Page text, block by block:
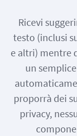
Ricevi
testo (inclusi
e altri) mentre
un
proporrà dei
privacy,